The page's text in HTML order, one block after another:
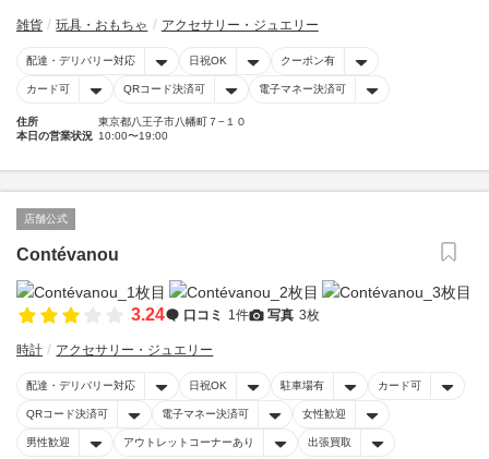
雑貨 玩具・おもちゃ アクセサリー・ジュエリー
配達・デリバリー対応 日祝OK クーポン有
カード可 QRコード決済可 電子マネー決済可
住所
東京都八王子市八幡町７−１０
本日の営業状況 10:00〜19:00
店舗公式
Contévanou
3.24 口コミ 1件 写真 3枚
時計 アクセサリー・ジュエリー
配達・デリバリー対応 日祝OK 駐車場有 カード可
QRコード決済可 電子マネー決済可 女性歓迎
男性歓迎 アウトレットコーナーあり 出張買取